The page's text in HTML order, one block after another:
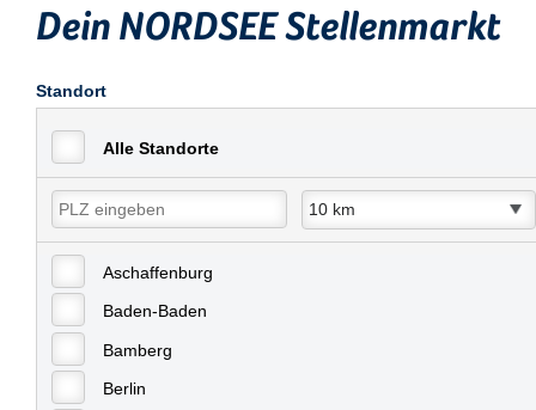
Dein NORDSEE Stellenmarkt
Standort
Alle Standorte
Aschaffenburg
Baden-Baden
Bamberg
Berlin